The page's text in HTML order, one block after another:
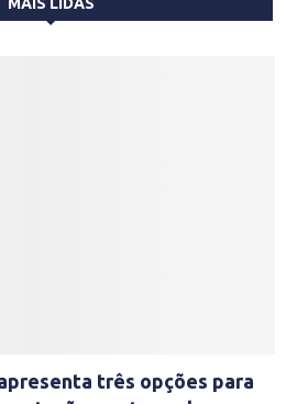
MAIS LIDAS
três opções para